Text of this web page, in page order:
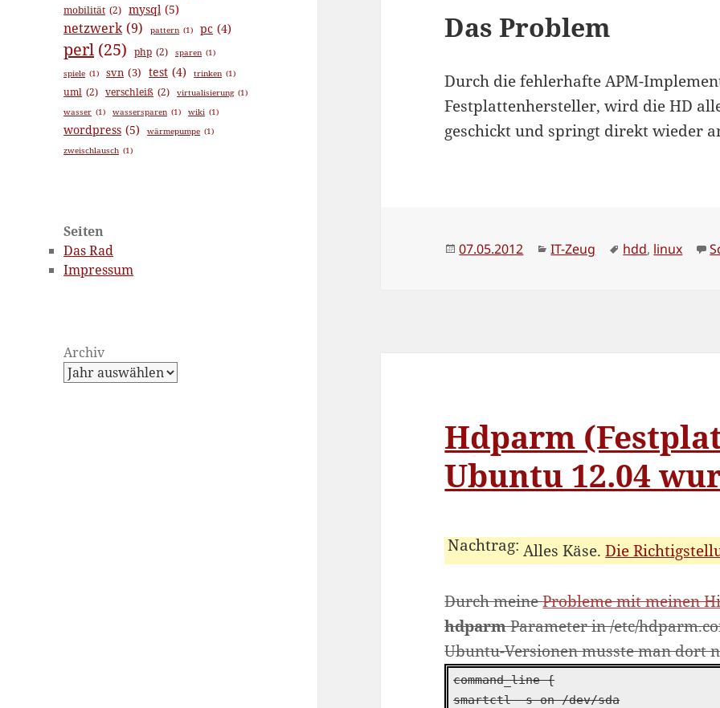
mobilität (2) mysql (5)
netzwerk (9) pattern (1) pc (4)
perl (25) php (2) sparen (1)
spiele (1) svn (3) test (4) trinken (1)
uml (2) verschleiß (2) virtualisierung (1)
wasser (1) wassersparen (1) wiki (1)
wordpress (5) wärmepumpe (1)
zweischlausch (1)
Seiten
Das Rad
Impressum
Archiv
Das Problem
Durch die fehlerhafte APM-
Festplattenhersteller, wird die HD
geschickt und springt direkt wieder
Veröffentlicht
07.05.2012 Kategorien
IT-Zeug Schlagwörter
hdd, linux
Hdparm
Ubuntu 12.04
Alles Käse.Die
Durch meineProbleme mit meinen
hdparmParameter in /etc/
Ubuntu-Versionen musste man dort
command_line {
smartctl -s on /dev/sda